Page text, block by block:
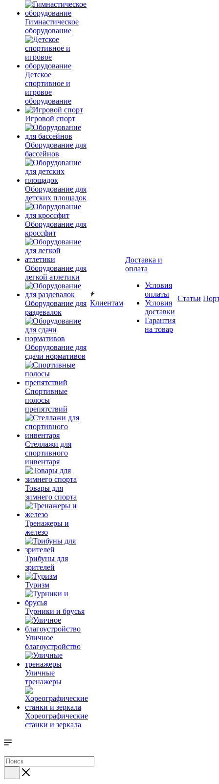
Гимнастическое
оборудование
Детское
спортивное и
игровое
оборудование
Игровой спорт
Оборудование для
бассейнов
Оборудование для
детских площадок
Оборудование для
кроссфит
Оборудование для
легкой атлетики
Оборудование для
раздевалок
Оборудование для
сдачи нормативов
Спортивные
полосы
препятствий
Стеллажи для
спортивного
инвентаря
Товары для
зимнего спорта
Тренажеры и
железо
Трибуны для
зрителей
Туризм
Турники и брусья
Уличное
благоустройство
Уличные
тренажеры
Хореографические
станки и зеркала
Клиентам
Доставка и
оплата
Условия
оплаты
Условия
доставки
Гарантия
на товар
Статьи